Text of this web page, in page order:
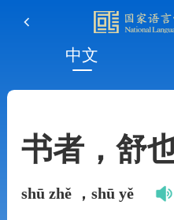
中文
书者，舒
shū zhě ，shū yě